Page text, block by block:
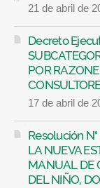
21 de abril de
Decreto
POR
17 de abril de
Resolución
LA NUEVA
MANUAL DE
DEL NIÑO,